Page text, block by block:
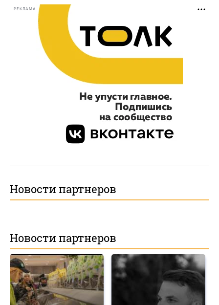
РЕКЛАМА
Новости партнеров
Новости партнеров